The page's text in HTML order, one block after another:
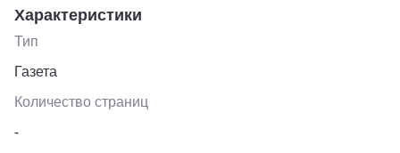
Характеристики
Тип
Газета
Количество страниц
-